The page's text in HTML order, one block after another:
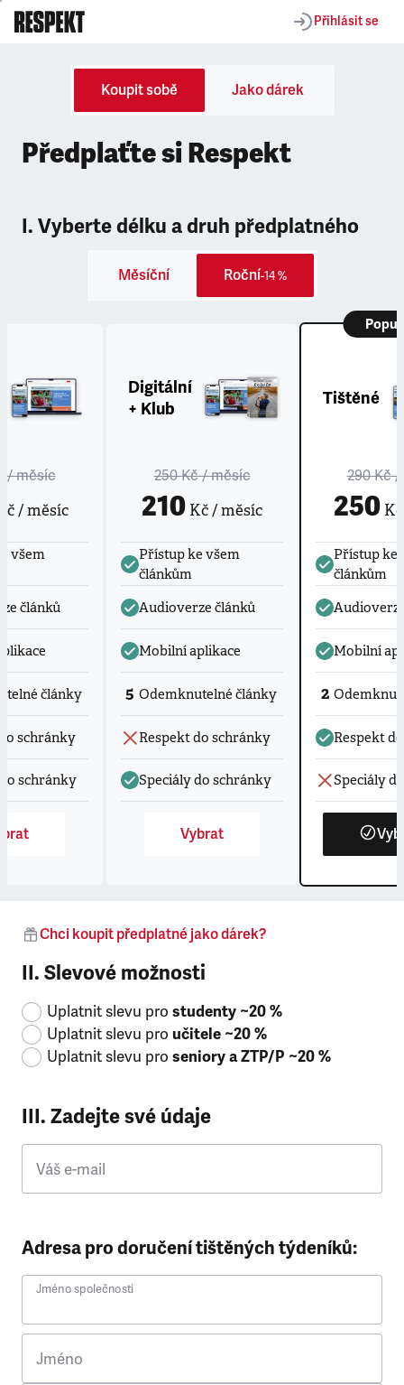
Přihlásit se
Koupit sobě Jako dárek
Předplaťte si Respekt
I. Vyberte délku a druh předplatného
Měsíční Roční-14 %
/ měsíc
/ měsíc
všem
článků
články
schránky
schránky
Digitální
+ Klub
250 Kč/ měsíc
210 Kč / měsíc
Přístup ke všem
článkům
Audioverze článků
Mobilní aplikace
5 Odemknutelné články
Respekt do schránky
Speciály do schránky
Vybrat
Tištěné
290 Kč/
250Kč
Přístup ke
článkům
Mobilní
2
Respekt
Speciály
Chci koupit předplatné jako dárek?
II. Slevové možnosti
Uplatnit slevu pro studenty ~20 %
Uplatnit slevu pro učitele ~20 %
Uplatnit slevu pro seniory a ZTP/P ~20 %
III. Zadejte své údaje
Váš e-mail
Adresa pro doručení tištěných týdeníků:
Jméno společnosti
Jméno